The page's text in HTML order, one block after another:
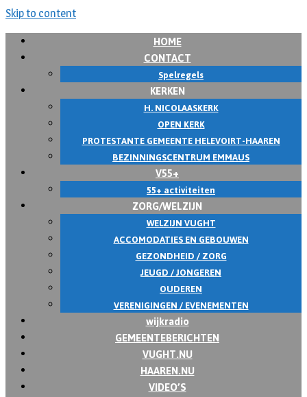
Skip to content
HOME
CONTACT
Spelregels
KERKEN
H. NICOLAASKERK
OPEN KERK
PROTESTANTE GEMEENTE HELEVOIRT-HAAREN
BEZINNINGSCENTRUM EMMAUS
V55+
55+ activiteiten
ZORG/WELZIJN
WELZIJN VUGHT
ACCOMODATIES EN GEBOUWEN
GEZONDHEID / ZORG
JEUGD / JONGEREN
OUDEREN
VERENIGINGEN / EVENEMENTEN
wijkradio
GEMEENTEBERICHTEN
VUGHT.NU
HAAREN.NU
VIDEO’S